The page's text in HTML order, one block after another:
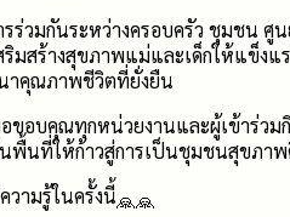
รร่วมกันระหว่างครอบครัว ชุมชน ศู
มสร้างสุขภาพแม่และเด็กให้แข็งแร
าคุณภาพชีวิตที่ยั่งยืน
ขอบคุณทุกหน่วยงานและผู้เข้าร่วม
นพื้นที่ให้ก้าวสู่การเป็นชุมชนสุขภาพ
วามรู้ในครั้งนี้